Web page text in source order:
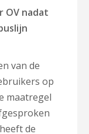
OV nadat
van de
op
maatregel
de